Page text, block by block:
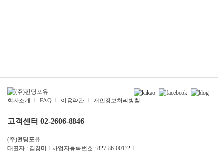
회사소개 | FAQ | 이용약관 | 개인정보처리방침
고객센터 02-2606-8846
(주)펀딩포유
대표자 : 김경미
| 사업자등록번호 : 827-86-00132 |